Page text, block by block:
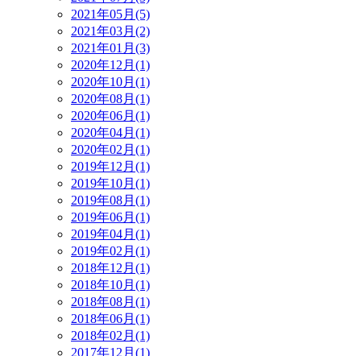
2021年05月(5)
2021年03月(2)
2021年01月(3)
2020年12月(1)
2020年10月(1)
2020年08月(1)
2020年06月(1)
2020年04月(1)
2020年02月(1)
2019年12月(1)
2019年10月(1)
2019年08月(1)
2019年06月(1)
2019年04月(1)
2019年02月(1)
2018年12月(1)
2018年10月(1)
2018年08月(1)
2018年06月(1)
2018年02月(1)
2017年12月(1)